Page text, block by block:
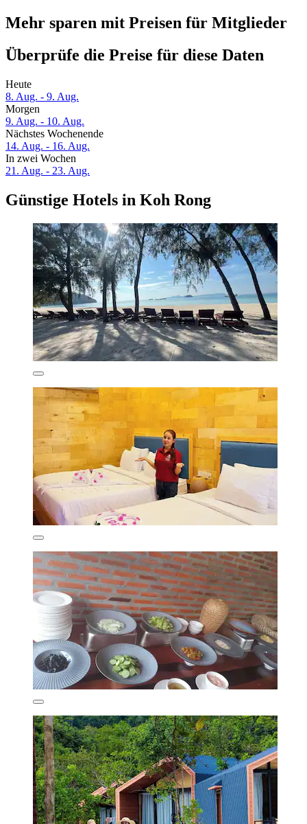
Mehr sparen mit Preisen für Mitglieder
Überprüfe die Preise für diese Daten
Heute
8. Aug. - 9. Aug.
Morgen
9. Aug. - 10. Aug.
Nächstes Wochenende
14. Aug. - 16. Aug.
In zwei Wochen
21. Aug. - 23. Aug.
Günstige Hotels in Koh Rong